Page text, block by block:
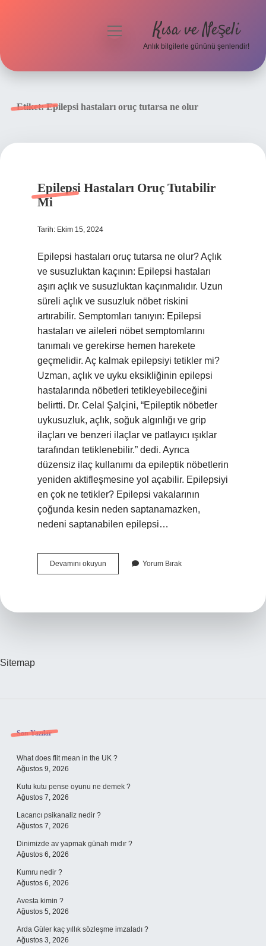
menüyü
Kısa ve Neşeli
Anlık bilgilerle gününü şenlendir!
Etiket:Epilepsi hastaları oruç tutarsa ne olur
Epilepsi Hastaları Oruç Tutabilir
Mi
Tarih: Ekim 15, 2024
Epilepsi hastaları oruç tutarsa ne olur? Açlık
ve susuzluktan kaçının: Epilepsi hastaları
aşırı açlık ve susuzluktan kaçınmalıdır. Uzun
süreli açlık ve susuzluk nöbet riskini
artırabilir. Semptomları tanıyın: Epilepsi
hastaları ve aileleri nöbet semptomlarını
tanımalı ve gerekirse hemen harekete
geçmelidir. Aç kalmak epilepsiyi tetikler mi?
Uzman, açlık ve uyku eksikliğinin epilepsi
hastalarında nöbetleri tetikleyebileceğini
belirtti. Dr. Celal Şalçini, “Epileptik nöbetler
uykusuzluk, açlık, soğuk algınlığı ve grip
ilaçları ve benzeri ilaçlar ve patlayıcı ışıklar
tarafından tetiklenebilir.” dedi. Ayrıca
düzensiz ilaç kullanımı da epileptik nöbetlerin
yeniden aktifleşmesine yol açabilir. Epilepsiyi
en çok ne tetikler? Epilepsi vakalarının
çoğunda kesin neden saptanamazken,
nedeni saptanabilen epilepsi…
Devamını okuyun
Hastaları
Yorum Bırak
Sitemap
Sidebar
Son Yazılar
What does flit mean in the UK ?
Ağustos 9, 2026
Kutu kutu pense oyunu ne demek ?
Ağustos 7, 2026
Lacancı psikanaliz nedir ?
Ağustos 7, 2026
Dinimizde av yapmak günah mıdır ?
Ağustos 6, 2026
Kumru nedir ?
Ağustos 6, 2026
Avesta kimin ?
Ağustos 5, 2026
Arda Güler kaç yıllık sözleşme imzaladı ?
Ağustos 3, 2026